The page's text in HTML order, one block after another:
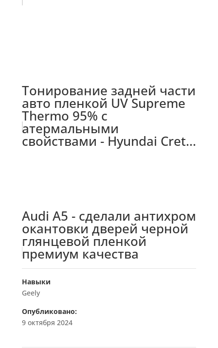
Тонирование задней части
авто пленкой UV Supreme
Thermo 95% с
атермальными
свойствами - Hyundai Cret...
Audi A5 - сделали антихром
окантовки дверей черной
глянцевой пленкой
премиум качества
Навыки
Geely
Опубликовано:
9 октября 2024